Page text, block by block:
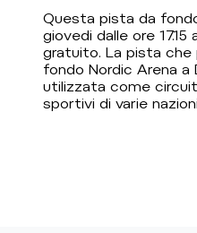
Questa pista da
giovedi dalle ore
gratuito. La pista
fondo Nordic Arena
utilizzata come
sportivi di varie